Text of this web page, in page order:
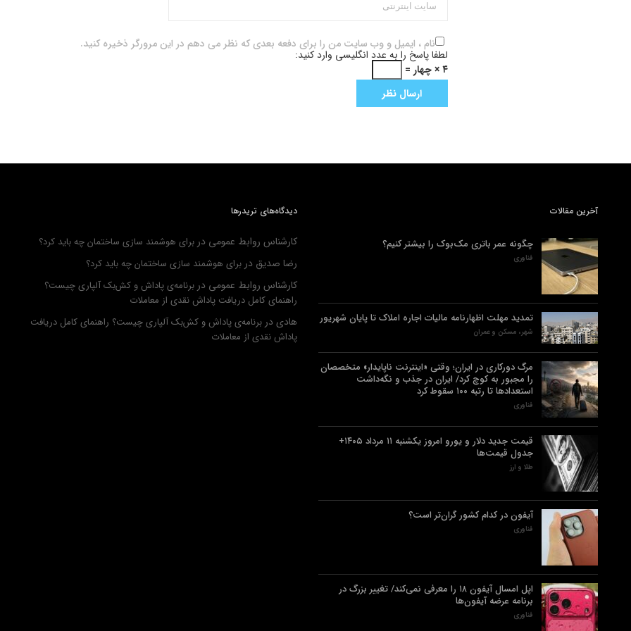
نام ، ایمیل و وب سایت من را برای دفعه بعدی که نظر می دهم در این مرورگر ذخیره کنید.
لطفا پاسخ را به عدد انگلیسی وارد کنید:
۴ × چهار =
آخرین مقالات
چگونه عمر باتری مک‌بوک را بیشتر کنیم؟
فناوری
تمدید مهلت اظهارنامه مالیات اجاره املاک تا پایان شهریور
شهر، مسکن و عمران
مرگ دورکاری در ایران؛ وقتی «اینترنت ناپایدار» متخصصان
را مجبور به کوچ کرد/ ایران در جذب و نگه‌داشت
استعدادها تا رتبه ۱۰۰ سقوط کرد
فناوری
قیمت جدید دلار و یورو امروز یکشنبه ۱۱ مرداد ۱۴۰۵+
جدول قیمت‌ها
طلا و ارز
آیفون در کدام کشور گران‌تر است؟
فناوری
اپل امسال آیفون ۱۸ را معرفی نمی‌کند/ تغییر بزرگ در
برنامه عرضه آیفون‌ها
فناوری
دیدگاه‌های تریدرها
کارشناس روابط عمومی در برای هوشمند سازی ساختمان چه باید کرد؟
رضا صدیق در برای هوشمند سازی ساختمان چه باید کرد؟
کارشناس روابط عمومی در برنامه‌ی پاداش و کش‌بک آلپاری چیست؟
راهنمای کامل دریافت پاداش نقدی از معاملات
هادیدر برنامه‌ی پاداش و کش‌بک آلپاری چیست؟ راهنمای کامل دریافت
پاداش نقدی از معاملات